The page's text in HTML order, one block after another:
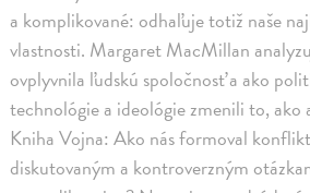
a komplikované: odhaľuje totiž naše
vlastnosti. Margaret MacMillan
ovplyvnila ľudskú spoločnosť a ako
technológie a ideológie zmenili to, ako
Kniha Vojna: Ako nás formoval
diskutovaným a kontroverzným